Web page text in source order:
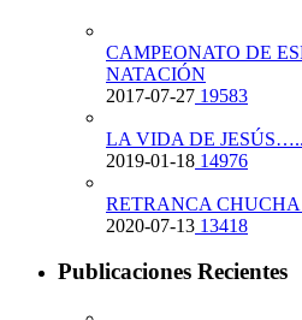
CAMPEONATO DE
NATACIÓN
2017-07-27 19583
LA VIDA DE
2019-01-18 14976
RETRANCA CHUCHA
2020-07-13 13418
Publicaciones Recientes